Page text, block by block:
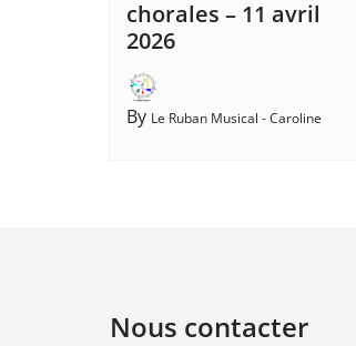
chorales – 11 avril
2026
By Le Ruban Musical - Caroline
Nous contacter